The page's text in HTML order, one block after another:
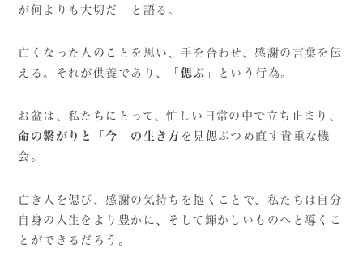
が何よりも大切だ」と語る。
亡くなった人のことを思い、手を合わせ、感謝の言葉を伝
える。それが供養であり、
「偲ぶ」 という行為。
お盆は、私たちにとって、忙しい日常の中で立ち止まり、
命の繋がりと「今」の生き方 を見偲ぶつめ直す貴重な機
会。
亡き人を偲び、感謝の気持ちを抱くことで、私たちは自分
自身の人生をより豊かに、そして輝かしいものへと導くこ
とができるだろう。